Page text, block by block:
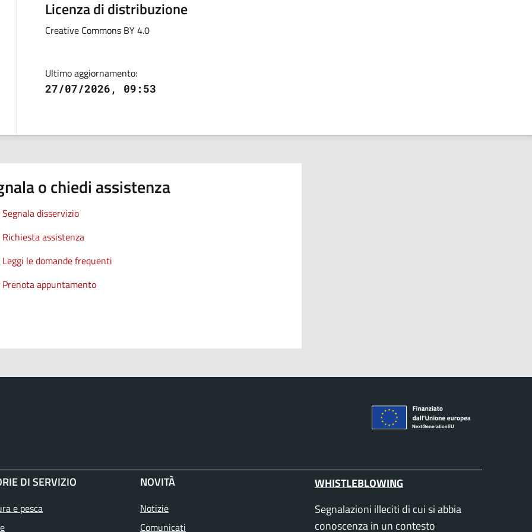
Licenza di distribuzione
Creative Commons BY 4.0
Ultimo aggiornamento:
27/07/2026, 09:53
o chiedi assistenza
Segnala disservizio
Richiesta assistenza
Leggi le domande frequenti
Prenota appuntamento
DI SERVIZIO
e pesca
NOVITÀ
Notizie
Comunicati
WHISTLEBLOWING
Segnalazioni illeciti di cui si abbia
conoscenza in un contesto